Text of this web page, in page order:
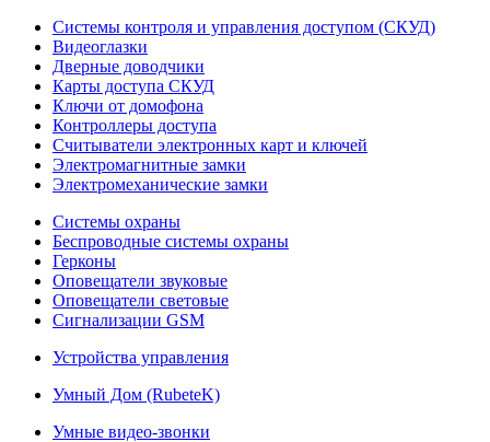
Системы контроля и управления доступом (СКУД)
Видеоглазки
Дверные доводчики
Карты доступа СКУД
Ключи от домофона
Контроллеры доступа
Считыватели электронных карт и ключей
Электромагнитные замки
Электромеханические замки
Системы охраны
Беспроводные системы охраны
Герконы
Оповещатели звуковые
Оповещатели световые
Сигнализации GSM
Устройства управления
Умный Дом (RubeteK)
Умные видео-звонки